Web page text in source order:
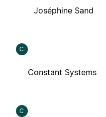
Joséphine Sand
C
Constant Systems
C